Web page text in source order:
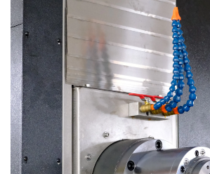
Toepassing
Laai Af
Nuus
Kontak Ons